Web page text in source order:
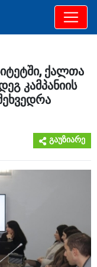
ქალთა
კამპანიის
გაუზიარე